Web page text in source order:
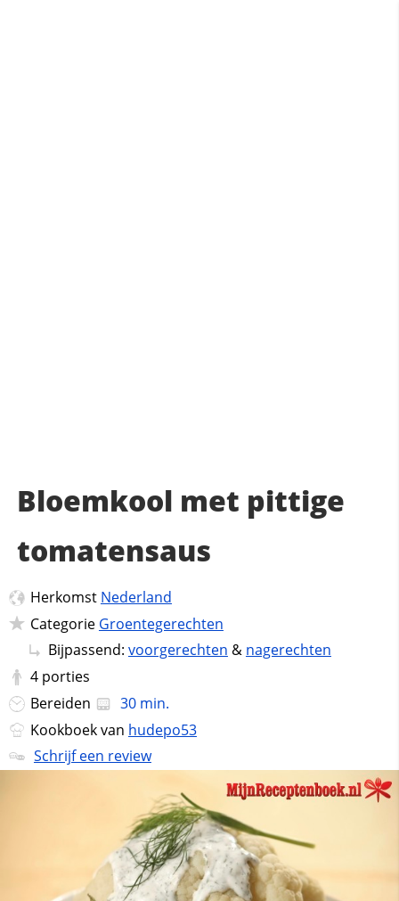
Bloemkool met pittige
tomatensaus
Herkomst Nederland
Categorie Groentegerechten
Bijpassend: voorgerechten & nagerechten
4 porties
Bereiden
30 min.
Kookboek van hudepo53
Schrijf een review